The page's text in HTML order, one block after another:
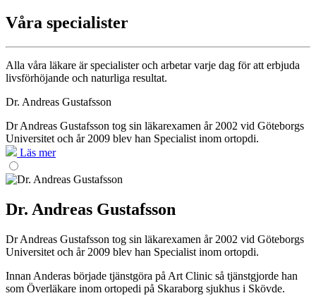
Våra specialister
Alla våra läkare är specialister och arbetar varje dag för att erbjuda
livsförhöjande och naturliga resultat.
Dr. Andreas Gustafsson
Dr Andreas Gustafsson tog sin läkarexamen år 2002 vid Göteborgs
Universitet och år 2009 blev han Specialist inom ortopdi.
Läs mer
Dr. Andreas Gustafsson
Dr Andreas Gustafsson tog sin läkarexamen år 2002 vid Göteborgs
Universitet och år 2009 blev han Specialist inom ortopdi.
Innan Anderas började tjänstgöra på Art Clinic så tjänstgjorde han
som Överläkare inom ortopedi på Skaraborg sjukhus i Skövde.